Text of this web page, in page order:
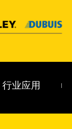
行业应用